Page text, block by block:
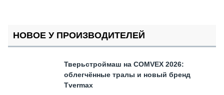
НОВОЕ У ПРОИЗВОДИТЕЛЕЙ
Тверьстроймаш на COMVEX 2026:
облегчённые тралы и новый бренд
Tvermax